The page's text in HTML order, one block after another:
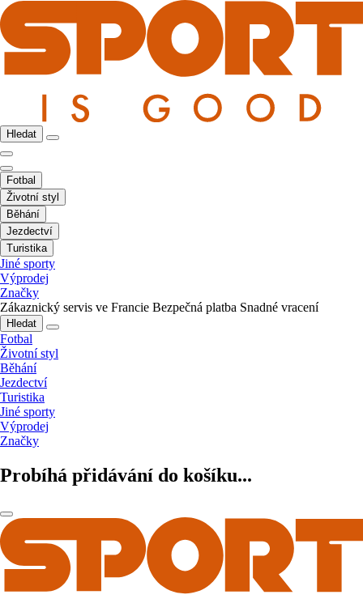
Hledat
Fotbal
Životní styl
Běhání
Jezdectví
Turistika
Jiné sporty
Výprodej
Značky
Zákaznický servis ve Francie Bezpečná platba Snadné vracení
Hledat
Fotbal
Životní styl
Běhání
Jezdectví
Turistika
Jiné sporty
Výprodej
Značky
Probíhá přidávání do košíku...